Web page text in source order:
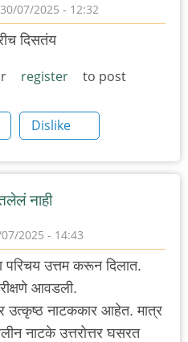
07/2025 - 12:32
दिसतंय
register
to post
Dislike
नाही
2025 - 14:43
परिचय उत्तम करून दिलात.
आवडली.
नाटककार आहेत. मात्र
नाटके उत्तरोत्तर घसरत